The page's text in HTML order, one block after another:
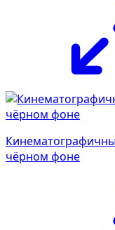
чёрном фоне